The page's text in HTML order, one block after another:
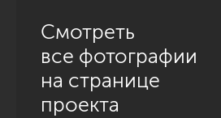
Смотреть
все фотографии
на странице
проекта